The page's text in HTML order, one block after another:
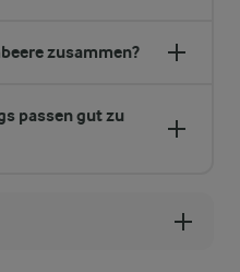
zusammen?
passen gut zu